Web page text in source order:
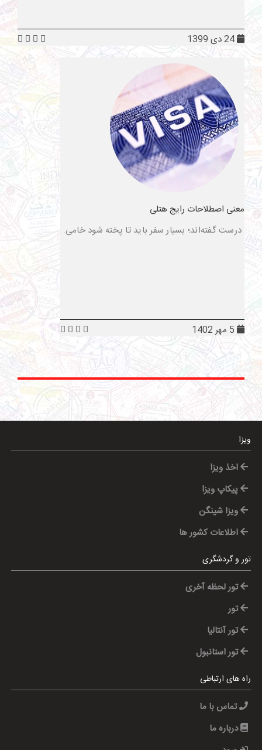
معنی اصطلاحات رایج هتلی
درست گفته‌اند؛ بسیار سفر باید تا پخته شود خامی.
ویزا
اخذ ویزا
پیکاپ ویزا
ویزا شینگن
اطلاعات کشور ها
تور و گردشگری
تور لحظه آخری
تور
تور آنتالیا
تور استانبول
راه های ارتباطی
تماس با ما
درباره ما